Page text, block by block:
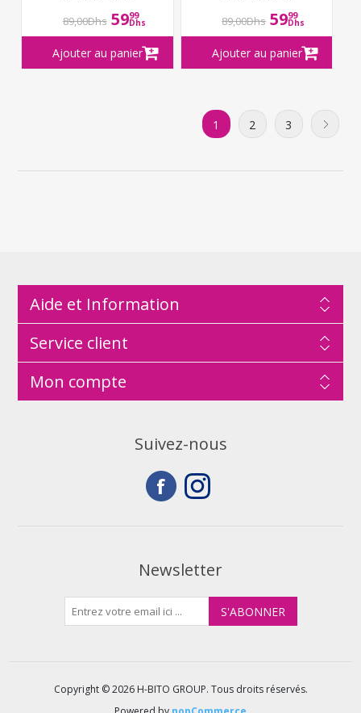
89,00Dhs 5999
Dhs 89,00Dhs 5999
Dhs
1 2 3
Aide et Information
Service client
Mon compte
Suivez-nous
Newsletter
Copyright © 2026 H-BITO GROUP. Tous droits réservés.